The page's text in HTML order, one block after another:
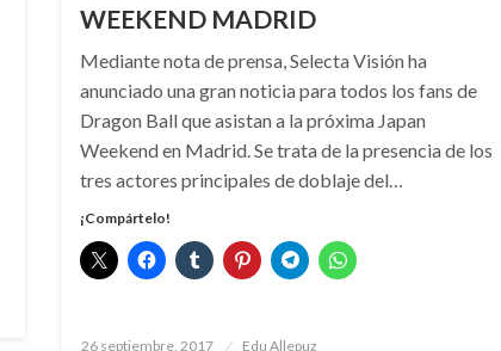
WEEKEND MADRID
Mediante nota de prensa, Selecta Visión ha
anunciado una gran noticia para todos los fans de
Dragon Ball que asistan a la próxima Japan
Weekend en Madrid. Se trata de la presencia de los
tres actores principales de doblaje del…
¡Compártelo!
Publicado
26 septiembre, 2017 Edu Allepuz